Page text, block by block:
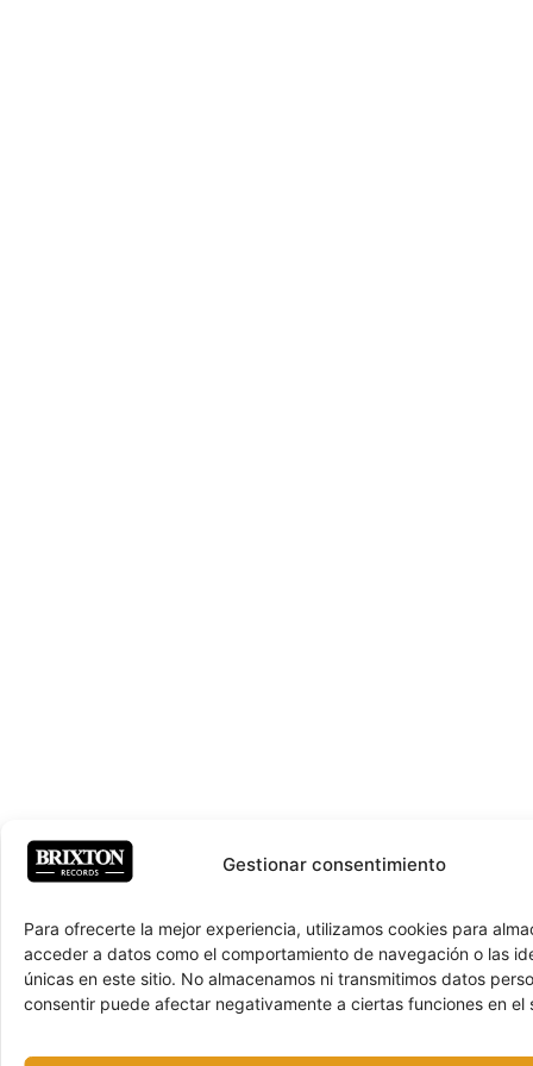
Gestionar consentimiento
Para ofrecerte la mejor experiencia, utilizamos cookies para
acceder a datos como el comportamiento de navegación o las
únicas en este sitio. No almacenamos ni transmitimos datos
consentir puede afectar negativamente a ciertas funciones en el